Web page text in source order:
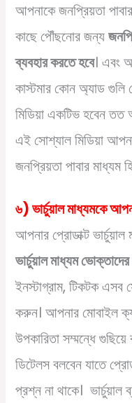
আপনাকে জনপ্রিয়তা
কাছে পৌঁছনোর জন্য
ব্যবহার করতে হবে। এবং
কাস্টমার কোন অ্যাড গুলি
মিডিয়া একটিভ হবেন তত
এই সোশ্যাল মিডিয়া
জনপ্রিয়তা পাবার মাধ্যম
৬) ভার্চুয়াল মাধ্যমকে
আপনার প্রোডাক্ট
ভার্চুয়াল মাধ্যম
ইনস্টাগ্রাম, টিকটক এসব
করুন। আপনার মোবাইল
উপকারিতা সম্মন্ধে
ডিটেলস বলবেন যাতে
প্রশ্ন না থাকে।